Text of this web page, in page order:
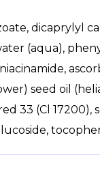
dicaprylyl
(aqua),
seed oil
33 (Cl